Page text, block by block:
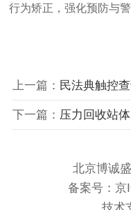
行为矫正，强化预防与警
上一篇： 民法典触控
下一篇： 压力回收站
北京博诚
备案号： 京